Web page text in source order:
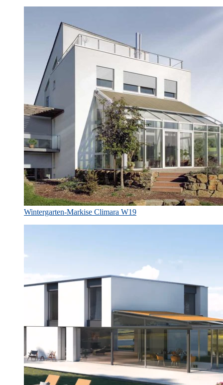
Wintergarten-Markise Climara W19